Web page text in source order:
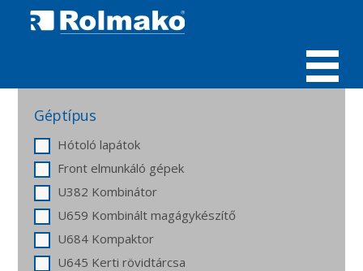
MENÜ
Géptípus
Hótoló lapátok
Front elmunkáló gépek
U382 Kombinátor
U659 Kombinált magágykészítő
U684 Kompaktor
U645 Kerti rövidtárcsa